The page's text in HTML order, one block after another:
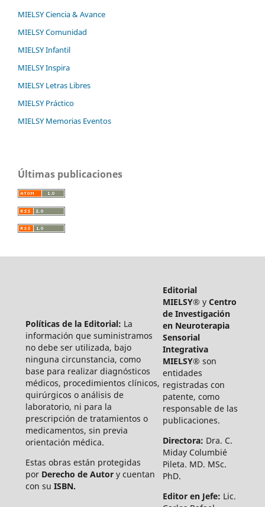
MIELSY Ciencia & Avance
MIELSY Comunidad
MIELSY Infantil
MIELSY Inspira
MIELSY Letras Libres
MIELSY Práctico
MIELSY Memorias Eventos
Últimas publicaciones
Políticas de la Editorial: La
información que suministramos
no debe ser utilizada, bajo
ninguna circunstancia, como
base para realizar diagnósticos
médicos, procedimientos clínicos,
quirúrgicos o análisis de
laboratorio, ni para la
prescripción de tratamientos o
medicamentos, sin previa
orientación médica.
Estas obras están protegidas
porDerecho de Autor y cuentan
con su ISBN.
Editorial
MIELSY® y Centro
de Investigación
en Neuroterapia
Sensorial
Integrativa
MIELSY® son
entidades
registradas con
patente, como
responsable de las
publicaciones.
Directora: Dra. C.
Miday Columbié
Pileta. MD. MSc.
PhD.
Editor en Jefe: Lic.